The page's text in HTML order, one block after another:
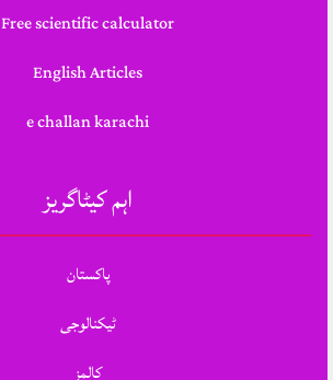
Free scientific calculator
English Articles
e challan karachi
اہم کیٹاگریز
پاکستان
ٹیکنالوجی
کالمز